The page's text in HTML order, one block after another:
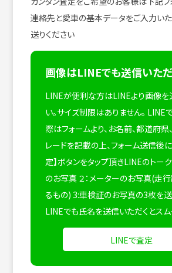
連絡先と愛車の基本データをご入力い
送りください
画像はLINEでも送信いただ
LINEが便利な方はLINEより画像を
い。サイズ制限はありません。 LINE
際はフォームより、お名前、都道府県
レードを記載の上、フォーム送信後
定】ボタンをタップ頂きLINEのトー
のお写真 ２：メーターのお写真(走
るもの) 3:車検証のお写真の3枚を送
LINEでも氏名を送信いただくとスム
LINEで査定